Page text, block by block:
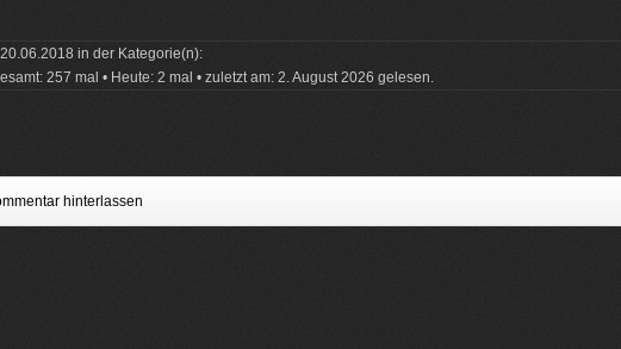
in der Kategorie(n):
257 mal • Heute: 2 mal • zuletzt am: 2. August 2026 gelesen.
hinterlassen